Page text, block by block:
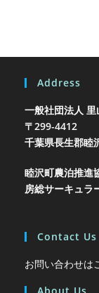
ッ
2021
Address
一般社団法人
〒299-4412
千葉県長生郡睦
睦沢町農泊推進
房総サーキュラ
Contact Us
お問い合わせ
About Us